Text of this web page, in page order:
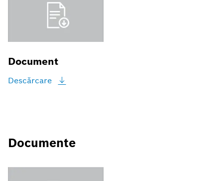
Document
Descărcare
Documente